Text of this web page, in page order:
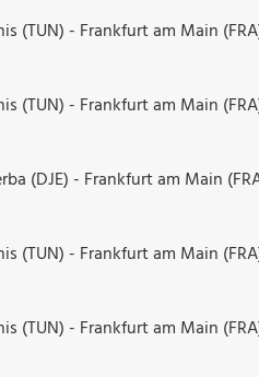
(TUN) - Frankfurt am Main
(TUN) - Frankfurt am Main
(DJE) - Frankfurt am Main
(TUN) - Frankfurt am Main
(TUN) - Frankfurt am Main